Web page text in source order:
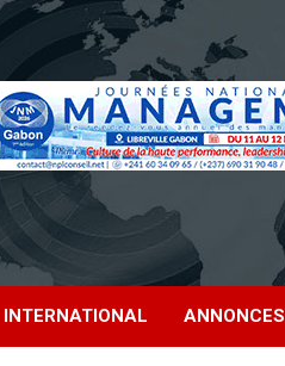
INTERNATIONAL ANNONCES